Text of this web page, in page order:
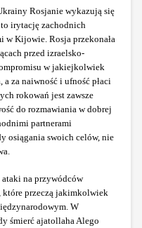
Rosjanie wykazują się
irytację zachodnich
w Kijowie. Rosja przekonała
przed izraelsko-
w jakiejkolwiek
za naiwność i ufność płaci
rokowań jest zawsze
do rozmawiania w dobrej
partnerami
osiągania swoich celów, nie
ataki na przywódców
przeczą jakimkolwiek
W
śmierć ajatollaha Alego